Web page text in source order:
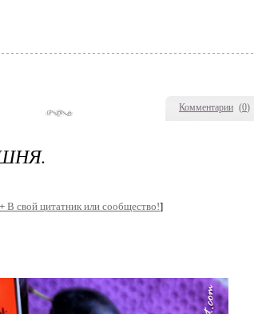
Комментарии (0)
+ В свой цитатник или сообщество!]